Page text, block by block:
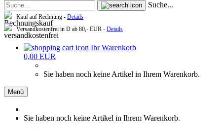
Suche...
Kauf auf Rechnung - Details
Versandkostenfrei in D ab 80,- EUR - Details
Ihr Warenkorb
0,00 EUR
Sie haben noch keine Artikel in Ihrem Warenkorb.
Menü
Sie haben noch keine Artikel in Ihrem Warenkorb.